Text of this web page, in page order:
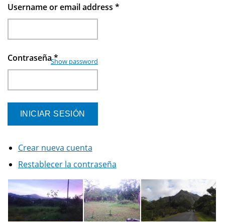
Username or email address *
Contraseña*
Show password
Crear nueva cuenta
Restablecer la contraseña